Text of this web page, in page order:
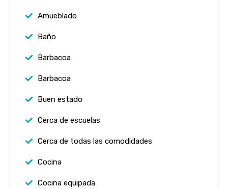
Amueblado
Baño
Barbacoa
Barbacoa
Buen estado
Cerca de escuelas
Cerca de todas las comodidades
Cocina
Cocina equipada